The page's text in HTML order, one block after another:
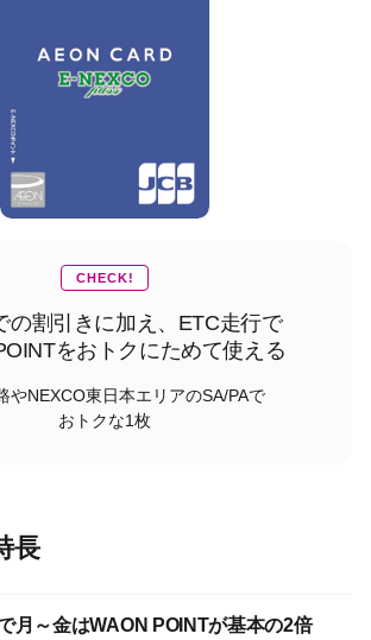
CHECK!
の割引きに加え、ETC走行で
をおトクにためて使える
やNEXCO東日本エリアのSA/PAで
おトクな1枚
長
月～金はWAON POINTが基本の2倍